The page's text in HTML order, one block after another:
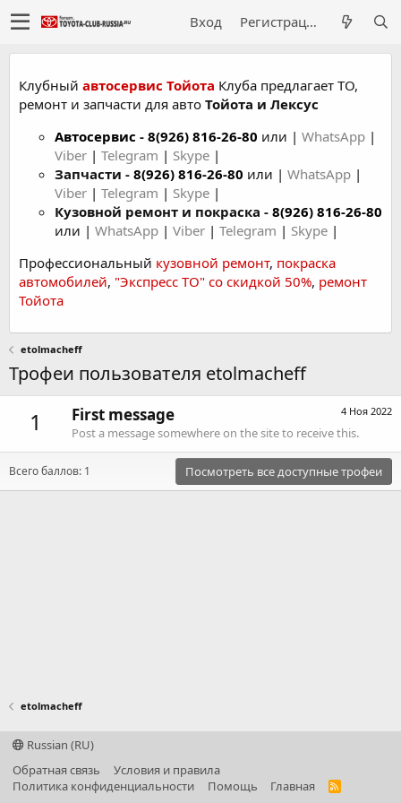
Вход Регистрация
Клубный автосервис Тойота Клуба предлагает ТО,
ремонт и запчасти для авто Тойота и Лексус
Автосервис - 8(926) 816-26-80 или | WhatsApp |
Viber | Telegram | Skype |
Запчасти - 8(926) 816-26-80 или | WhatsApp |
Viber | Telegram | Skype |
Кузовной ремонт и покраска - 8(926) 816-26-80
или | WhatsApp | Viber | Telegram | Skype |
Профессиональный кузовной ремонт, покраска
автомобилей, "Экспресс ТО" со скидкой 50%, ремонт
Тойота
etolmacheff
Трофеи пользователя etolmacheff
1 4 Ноя 2022
First message
Post a message somewhere on the site to receive this.
Всего баллов: 1 Посмотреть все доступные трофеи
etolmacheff
Russian (RU)
Обратная связь
Условия и правила
Политика конфиденциальности
Помощь Главная
R